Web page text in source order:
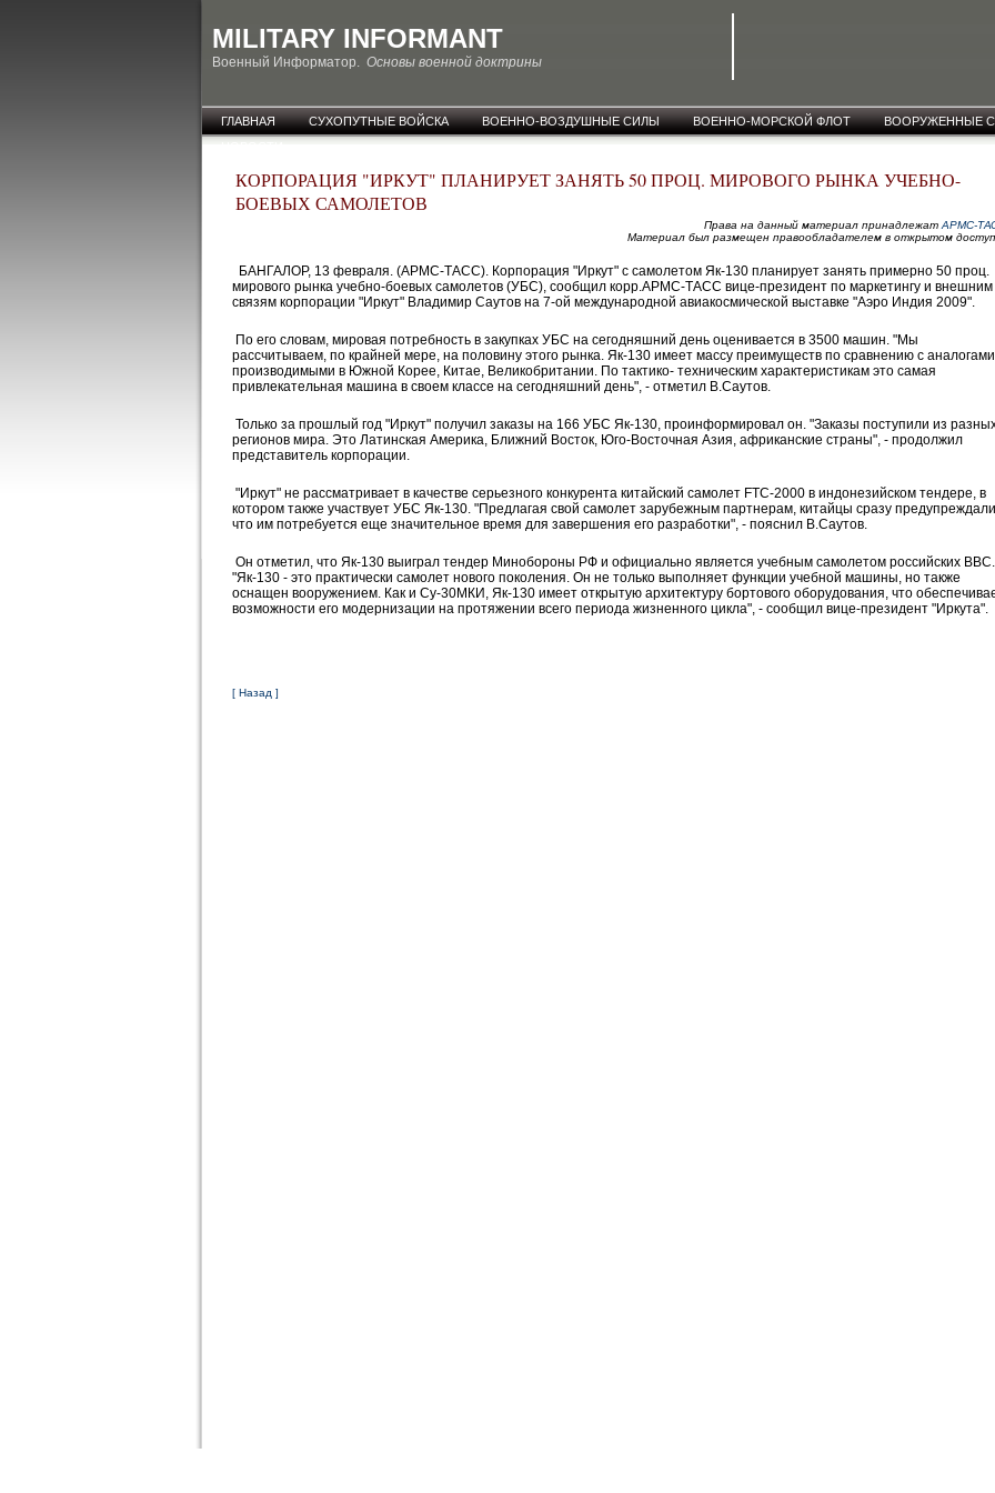
MILITARY INFORMANT
Военный Информатор. Основы военной доктрины
ГЛАВНАЯ СУХОПУТНЫЕ ВОЙСКА ВОЕННО-ВОЗДУШНЫЕ СИЛЫ ВОЕННО-МОРСКОЙ ФЛОТ
ВООРУЖЕННЫЕ
КОРПОРАЦИЯ "ИРКУТ" ПЛАНИРУЕТ ЗАНЯТЬ 50 ПРОЦ. МИРОВОГО РЫНКА УЧЕБНО-
БОЕВЫХ САМОЛЕТОВ
Права на данный материал принадлежат АРМС-
Материал был размещен правообладателем в открытом
БАНГАЛОР, 13 февраля. (АРМС-ТАСС). Корпорация "Иркут" с самолетом Як-130 планирует занять примерно 50 проц.
мирового рынка учебно-боевых самолетов (УБС), сообщил корр.АРМС-ТАСС вице-президент по маркетингу и внешним
связям корпорации "Иркут" Владимир Саутов на 7-ой международной авиакосмической выставке "Аэро Индия 2009".
По его словам, мировая потребность в закупках УБС на сегодняшний день оценивается в 3500 машин. "Мы
рассчитываем, по крайней мере, на половину этого рынка. Як-130 имеет массу преимуществ по сравнению с
производимыми в Южной Корее, Китае, Великобритании. По тактико- техническим характеристикам это самая
привлекательная машина в своем классе на сегодняшний день", - отметил В.Саутов.
Только за прошлый год "Иркут" получил заказы на 166 УБС Як-130, проинформировал он. "Заказы поступили из
регионов мира. Это Латинская Америка, Ближний Восток, Юго-Восточная Азия, африканские страны", - продолжил
представитель корпорации.
"Иркут" не рассматривает в качестве серьезного конкурента китайский самолет FTC-2000 в индонезийском тендере, в
котором также участвует УБС Як-130. "Предлагая свой самолет зарубежным партнерам, китайцы сразу
что им потребуется еще значительное время для завершения его разработки", - пояснил В.Саутов.
Он отметил, что Як-130 выиграл тендер Минобороны РФ и официально является учебным самолетом российских ВВС.
"Як-130 - это практически самолет нового поколения. Он не только выполняет функции учебной машины, но также
оснащен вооружением. Как и Су-30МКИ, Як-130 имеет открытую архитектуру бортового оборудования, что
возможности его модернизации на протяжении всего периода жизненного цикла", - сообщил вице-президент "Иркута".
[ Назад ]